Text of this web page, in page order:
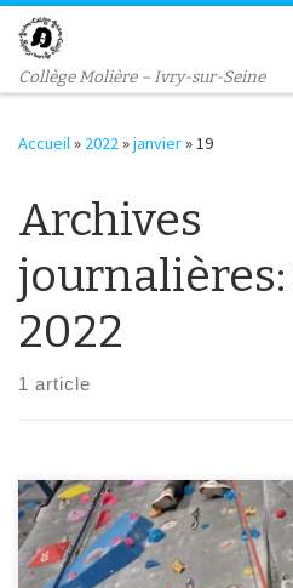
Passer au contenu
Collège Molière – Ivry-sur-Seine
Accueil » 2022 »janvier» 19
Archives
journalières:
2022
1 article